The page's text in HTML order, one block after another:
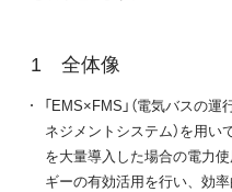
全体像
「EMS×FMS」（電気バスの
ネジメントシステム）を用
を大量導入した場合の電力
ギーの有効活用を行い、効